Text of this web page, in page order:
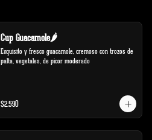
Cup Guacamole🌶️
Exquisito y fresco guacamole, cremoso con trozos de
palta, vegetales, de picor moderado
$2.590